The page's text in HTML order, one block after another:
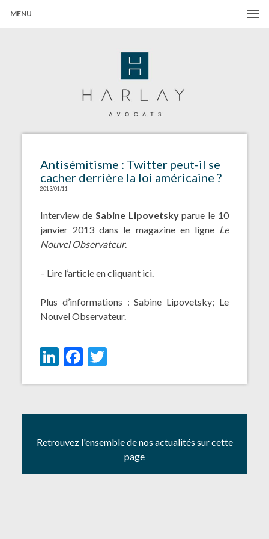
MENU
Antisémitisme : Twitter peut-il se
cacher derrière la loi américaine ?
2013/01/11
Interview de Sabine Lipovetskyparue le 10
janvier 2013 dans le magazine en ligne Le
Nouvel Observateur.
– Lire l’article en cliquant ici.
Plus d’informations :Sabine Lipovetsky; Le
Nouvel Observateur.
LinkedIn
Facebook
Twitter
Retrouvez l'ensemble de nos actualités sur cette
page